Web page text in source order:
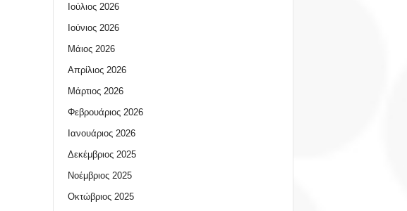
Ιούλιος 2026
Ιούνιος 2026
Μάιος 2026
Απρίλιος 2026
Μάρτιος 2026
Φεβρουάριος 2026
Ιανουάριος 2026
Δεκέμβριος 2025
Νοέμβριος 2025
Οκτώβριος 2025